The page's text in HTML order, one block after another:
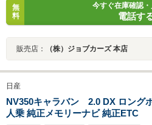
無
料
今すぐ在庫確認
電話す
販売店： （株）ジョブカーズ 本店
日産
NV350キャラバン 2.0 DX ロング
人乗 純正メモリーナビ 純正ETC